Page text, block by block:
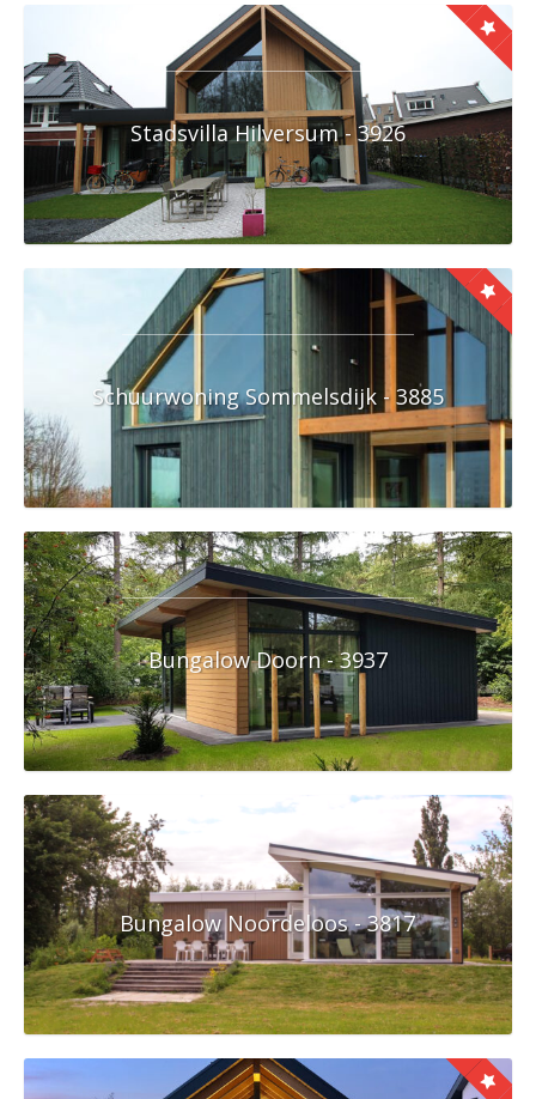
Stadsvilla Hilversum - 3926
Schuurwoning Sommelsdijk - 3885
Bungalow Doorn - 3937
Bungalow Noordeloos - 3817